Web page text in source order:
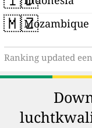
🇲🇿Mozambique
Ranking updated